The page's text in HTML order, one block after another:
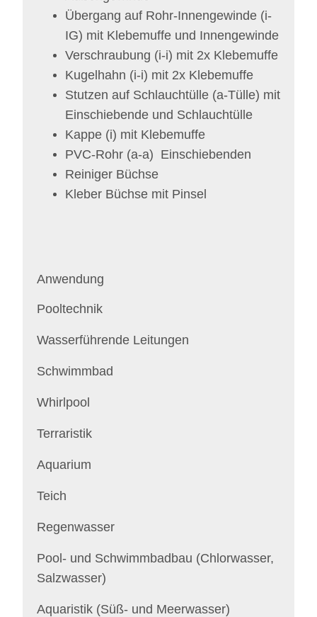
Übergang auf Rohr-Innengewinde (i-
IG) mit Klebemuffe und Innengewinde
Verschraubung (i-i) mit 2x Klebemuffe
Kugelhahn (i-i) mit 2x Klebemuffe
Stutzen auf Schlauchtülle (a-Tülle) mit
Einschiebende und Schlauchtülle
Kappe (i) mit Klebemuffe
PVC-Rohr (a-a) Einschiebenden
Reiniger Büchse
Kleber Büchse mit Pinsel
Anwendung
Pooltechnik
Wasserführende Leitungen
Schwimmbad
Whirlpool
Terraristik
Aquarium
Teich
Regenwasser
Pool- und Schwimmbadbau (Chlorwasser,
Salzwasser)
Aquaristik (Süß- und Meerwasser)